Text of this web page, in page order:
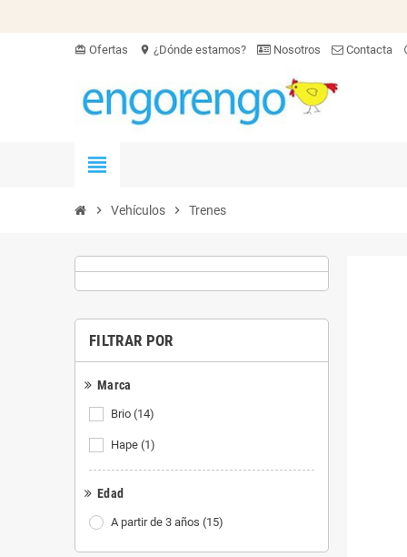
card_giftcard Ofertas location_on ¿Dónde estamos? Nosotros Contacta
view_headline
chevron_right Vehículos chevron_right Trenes
FILTRAR POR
Marca
Brio (14)
Hape (1)
Edad
A partir de 3 años (15)